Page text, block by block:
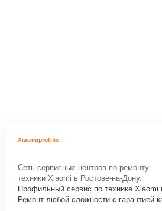
Xiaomiprofifix
Сеть сервисных центров по ремонту
техники Xiaomi в Ростове-на-Дону.
Профильный сервис по технике Xiaomi
Ремонт любой сложности с гарантией